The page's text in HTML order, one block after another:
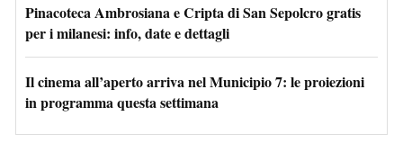
Pinacoteca Ambrosiana e Cripta di San Sepolcro gratis
per i milanesi: info, date e dettagli
Il cinema all’aperto arriva nel Municipio 7: le proiezioni
in programma questa settimana